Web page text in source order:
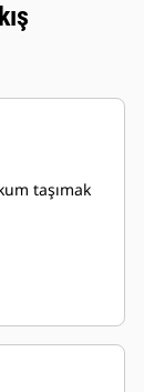
taşımak